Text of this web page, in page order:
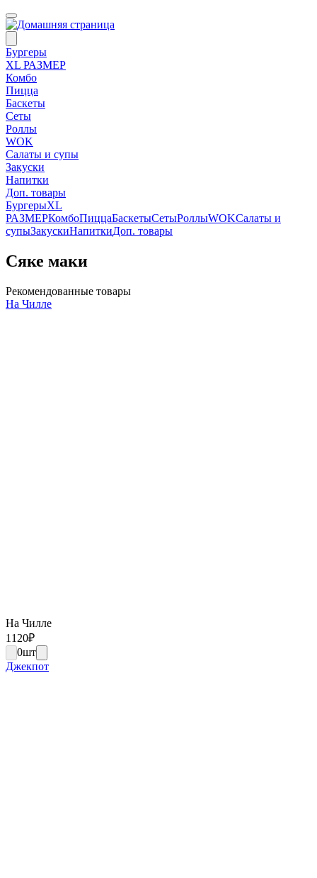
Бургеры
ХL РАЗМЕР
Комбо
Пицца
Баскеты
Сеты
Роллы
WOK
Салаты и супы
Закуски
Напитки
Доп. товары
БургерыХL
РАЗМЕРКомбоПиццаБаскетыСетыРоллыWOKСалаты и
супыЗакускиНапиткиДоп. товары
Сяке маки
Рекомендованные товары
На Чилле
На Чилле
1120₽
0шт
Джекпот